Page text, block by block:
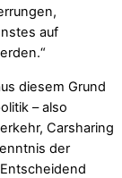
auf
diesem Grund
– also
Carsharing
der